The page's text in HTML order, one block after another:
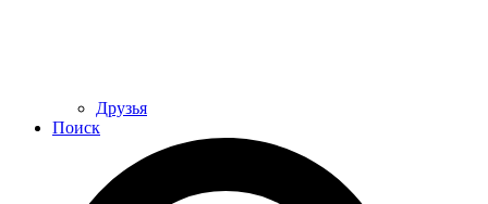
Друзья
Поиск